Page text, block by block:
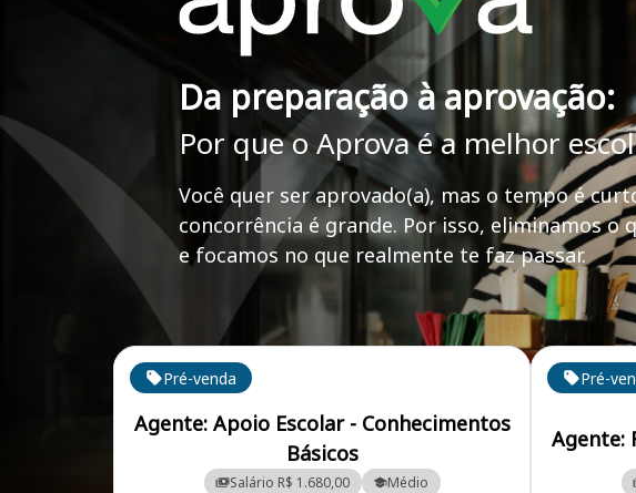
Da preparação à aprovação:
Por que o Aprova é a melhor
Você quer ser aprovado(a), mas o tempo é
concorrência é grande. Por isso, eliminamos o
e focamos no que realmente te faz passar.
Cursos em destaque para passar no concurso
Pré-venda
Agente: Apoio Escolar - Conhecimentos
Básicos
Salário R$ 1.680,00 Médio
Pré-
Agente: